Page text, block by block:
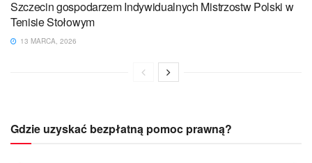
Szczecin gospodarzem Indywidualnych Mistrzostw Polski w
Tenisie Stołowym
13 MARCA, 2026
Gdzie uzyskać bezpłatną pomoc prawną?